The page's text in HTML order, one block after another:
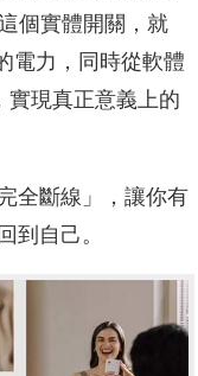
個實體開關，就
電力，同時從軟體
實現真正意義上的
全斷線」，讓你有
到自己。